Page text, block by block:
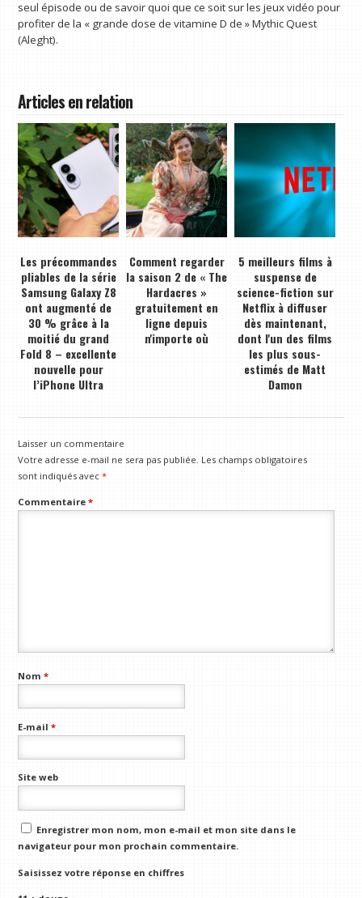
seul épisode ou de savoir quoi que ce soit sur les jeux vidéo pour
profiter de la « grande dose de vitamine D de » Mythic Quest
(Aleght).
Articles en relation
Les précommandes
pliables de la série
Samsung Galaxy Z8
ont augmenté de
30 % grâce à la
moitié du grand
Fold 8 – excellente
nouvelle pour
l’iPhone Ultra
Comment regarder
la saison 2 de « The
Hardacres »
gratuitement en
ligne depuis
n'importe où
5 meilleurs films à
suspense de
science-fiction sur
Netflix à diffuser
dès maintenant,
dont l'un des films
les plus sous-
estimés de Matt
Damon
Laisser un commentaire
Votre adresse e-mail ne sera pas publiée. Les champs obligatoires
sont indiqués avec*
Commentaire*
Nom*
E-mail*
Site web
Enregistrer mon nom, mon e-mail et mon site dans le
navigateur pour mon prochain commentaire.
Saisissez votre réponse en chiffres